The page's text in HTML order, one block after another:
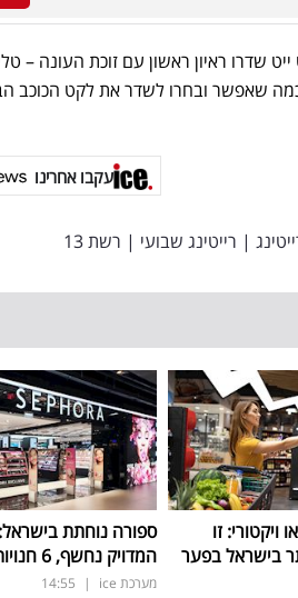
ייט שדרו ראיון ראשון עם זוכת העונה –
בקשת 12 ניסו להילחם עד כמה שאפשר ובחרו לשדר את לקט
עקבו אחרינו
| רייטינג שבועי | רשת 13
ויקטורי: זו
בישראל בפער
ספורה נוחתת
המדויק נחשף, 6 חנויות כבר החודש
מערכת ice |
14:55